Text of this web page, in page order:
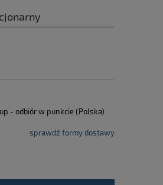
- odbiór w punkcie (Polska)
sprawdź formy dostawy